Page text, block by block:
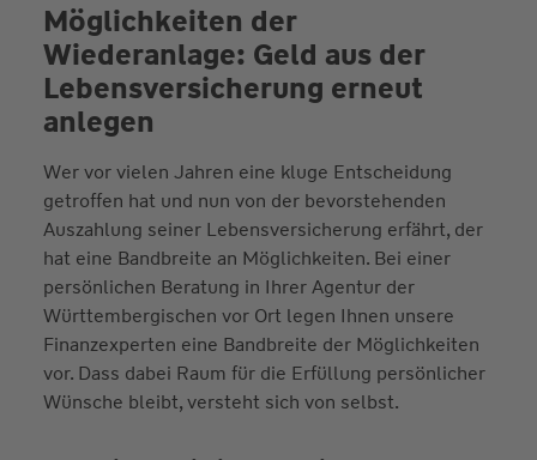
Möglichkeiten der
Wiederanlage: Geld aus der
Lebensversicherung erneut
anlegen
Wer vor vielen Jahren eine kluge Entscheidung
getroffen hat und nun von der bevorstehenden
Auszahlung seiner Lebensversicherung erfährt, der
hat eine Bandbreite an Möglichkeiten. Bei einer
persönlichen Beratung in Ihrer Agentur der
Württembergischen vor Ort legen Ihnen unsere
Finanzexperten eine Bandbreite der Möglichkeiten
vor. Dass dabei Raum für die Erfüllung persönlicher
Wünsche bleibt, versteht sich von selbst.